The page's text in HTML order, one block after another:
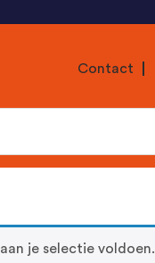
Contact
je selectie voldoen.